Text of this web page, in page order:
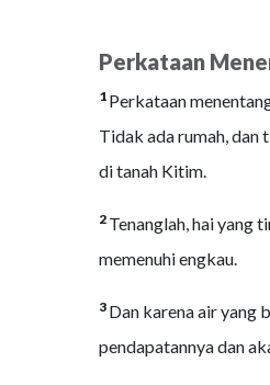
Perkataan
1 Perkataan
Tidak ada rumah, dan
di tanah Kitim.
2 Tenanglah, hai yang
memenuhi engkau.
3 Dan karena air yang
pendapatannya dan